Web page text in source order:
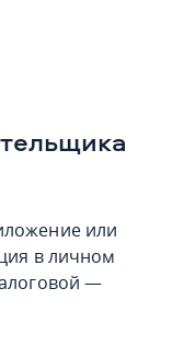
или
в личном
—